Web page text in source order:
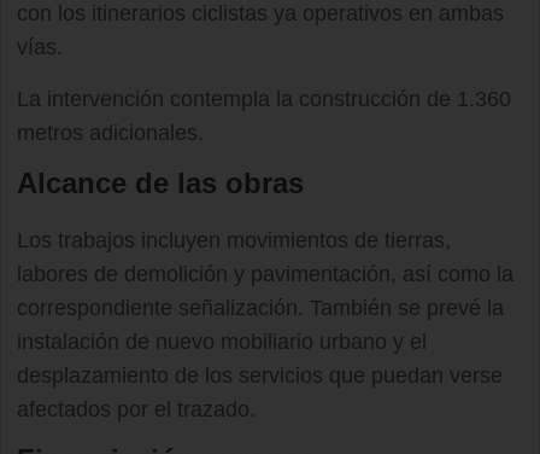
con los itinerarios ciclistas ya operativos en ambas
vías.
La intervención contempla la construcción de 1.360
metros adicionales.
Alcance de las obras
Los trabajos incluyen movimientos de tierras,
labores de demolición y pavimentación, así como la
correspondiente señalización. También se prevé la
instalación de nuevo mobiliario urbano y el
desplazamiento de los servicios que puedan verse
afectados por el trazado.